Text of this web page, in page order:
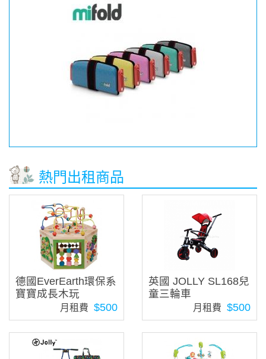
熱門出租商品
德國EverEarth環保系
寶寶成長木玩
月租費 $500
英國 JOLLY SL168兒
童三輪車
月租費 $500